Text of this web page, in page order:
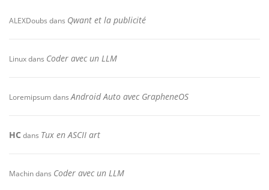
ALEXDoubs dans Qwant et la publicité
Linuxdans Coder avec un LLM
LoremipsumdansAndroid Auto avec GrapheneOS
HC dans Tux en ASCII art
Machindans Coder avec un LLM